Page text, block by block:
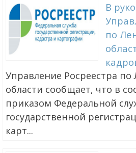
В
по
Управление Росреестра по
области сообщает, что в
приказом Федеральной
государственной
карт...